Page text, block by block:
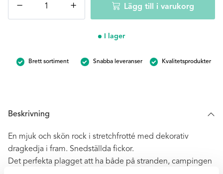
−
Frotterock
-
+ Lägg till i varukorg
I lager
Brett sortiment Snabba leveranser Kvalitetsprodukter
Beskrivning
En mjuk och skön rock i stretchfrotté med dekorativ
dragkedja i fram. Snedställda fickor.
Det perfekta plagget att ha både på stranden, campingen